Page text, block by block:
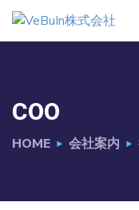
COO
HOME 会社案内